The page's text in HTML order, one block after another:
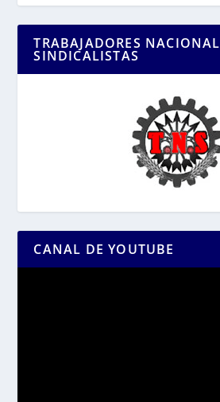
TRABAJADORES NACIONAL
SINDICALISTAS
CANAL DE YOUTUBE